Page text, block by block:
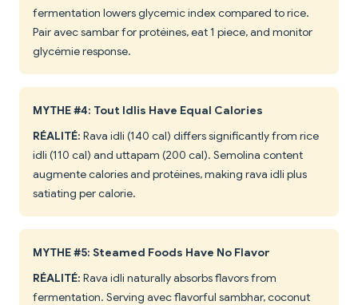
fermentation lowers glycemic index compared to rice.
Pair avec sambar for protéines, eat 1 piece, and monitor
glycémie response.
MYTHE #4: Tout Idlis Have Equal Calories
RÉALITÉ: Rava idli (140 cal) differs significantly from rice
idli (110 cal) and uttapam (200 cal). Semolina content
augmente calories and protéines, making rava idli plus
satiating per calorie.
MYTHE #5: Steamed Foods Have No Flavor
RÉALITÉ: Rava idli naturally absorbs flavors from
fermentation. Serving avec flavorful sambhar, coconut